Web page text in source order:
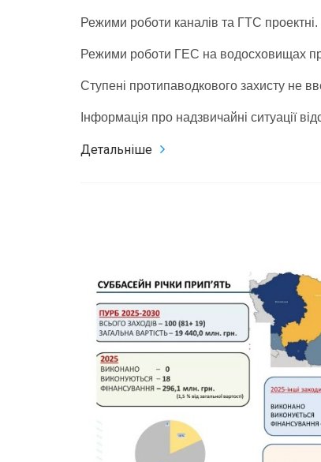
Режими роботи каналів та ГТС проектні.
Режими роботи ГЕС на водосховищах
Ступені протипаводкового захисту не
Інформація про надзвичайні ситуації
Детальніше